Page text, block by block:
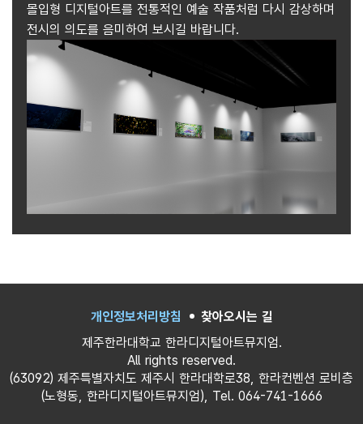
몰입형 디지털아트를 전통적인 예술 작품처럼 다시 감상하며
전시의 의도를 음미하여 보시길 바랍니다.
개인정보처리방침
찾아오시는 길
제주한라대학교 한라디지털아트뮤지엄.
All rights reserved.
(63092) 제주특별자치도 제주시 한라대학로38, 한라컨벤션 로비층
(노형동, 한라디지털아트뮤지엄), Tel. 064-741-1666